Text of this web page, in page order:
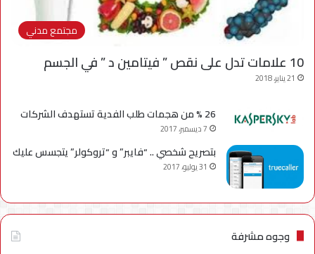
مجتمع مدني
10 علامات تدل على نقص ” فيتامين د ” في الجسم
21 يناير، 2018
26 % من هجمات طلب الفدية تستهدف الشركات
7 ديسمبر، 2017
بتصريح شخصي .. “فايبر” و “تروكولر” يتجسس عليك
31 يوليو، 2017
وجوه مشرفة